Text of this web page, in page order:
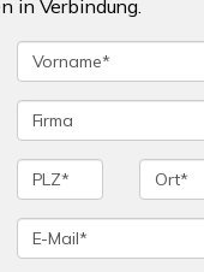
in Verbindung.